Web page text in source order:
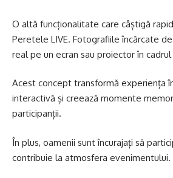
O altă funcționalitate care câștigă
Peretele LIVE. Fotografiile încărcate
real pe un ecran sau proiector în
Acest concept transformă experiența
interactivă și creează momente
participanții.
În plus, oamenii sunt încurajați să
contribuie la atmosfera evenimentului.